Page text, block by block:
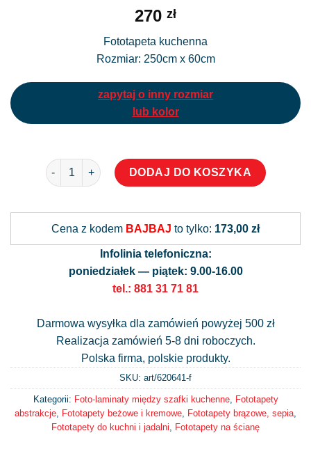
270 zł
Fototapeta kuchenna
Rozmiar: 250cm x 60cm
zapytaj o inny rozmiar
lub kolor
ilość Fototapeta do kuchni z abstrakcyjnym wzorem
DODAJ DO KOSZYKA
Cena z kodem BAJBAJ to tylko: 173,00 zł
Infolinia telefoniczna:
poniedziałek — piątek: 9.00-16.00
tel.: 881 31 71 81
Darmowa wysyłka dla zamówień powyżej 500 zł
Realizacja zamówień 5-8 dni roboczych.
Polska firma, polskie produkty.
SKU: art/620641-f
Kategorii: Foto-laminaty między szafki kuchenne, Fototapety
abstrakcje Fototapety beżowe i kremowe Fototapety brązowe, sepia
Fototapety do kuchni i jadalni
Fototapety na ścianę